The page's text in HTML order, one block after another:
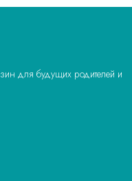
для будущих родителей и